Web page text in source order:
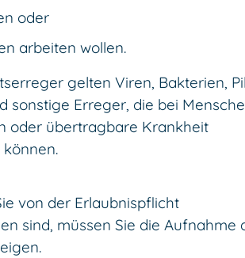
oder
arbeiten wollen.
gelten Viren, Bakterien,
sonstige Erreger, die bei
oder übertragbare Krankheit
von der Erlaubnispflicht
sind, müssen Sie die Aufnahme